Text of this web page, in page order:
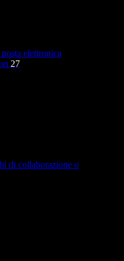
elettronica
27
di collaborazione o